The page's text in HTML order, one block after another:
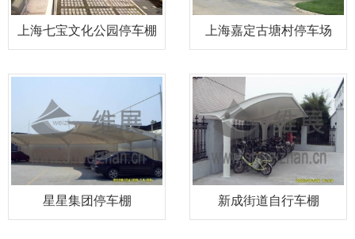
上海七宝文化公园停车棚 上海嘉定古塘村停车场
星星集团停车棚 新成街道自行车棚